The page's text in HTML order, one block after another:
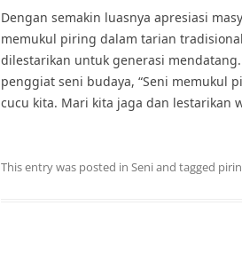
Dengan semakin luasnya apresiasi
memukul piring dalam tarian
dilestarikan untuk generasi
penggiat seni budaya, “Seni memukul
cucu kita. Mari kita jaga dan lestarikan
This entry was posted in Seniand tagged